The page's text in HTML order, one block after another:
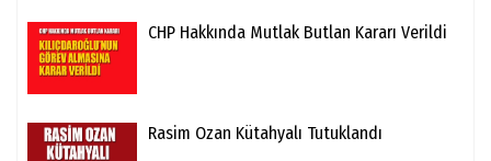
CHP Hakkında Mutlak Butlan Kararı Verildi
Rasim Ozan Kütahyalı Tutuklandı